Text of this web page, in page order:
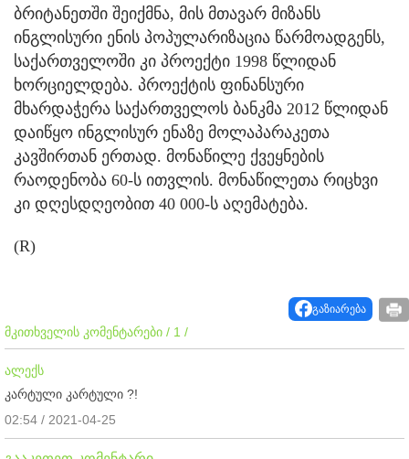
ბრიტანეთში შეიქმნა, მის მთავარ მიზანს
ინგლისური ენის პოპულარიზაცია წარმოადგენს,
საქართველოში კი პროექტი 1998 წლიდან
ხორციელდება. პროექტის ფინანსური
მხარდაჭერა საქართველოს ბანკმა 2012 წლიდან
დაიწყო ინგლისურ ენაზე მოლაპარაკეთა
კავშირთან ერთად. მონაწილე ქვეყნების
რაოდენობა 60-ს ითვლის. მონაწილეთა რიცხვი
კი დღესდღეობით 40 000-ს აღემატება.
(R)
გაზიარება
მკითხველის კომენტარები / 1 /
ალექს
კარტული კარტული ?!
02:54 / 2021-04-25